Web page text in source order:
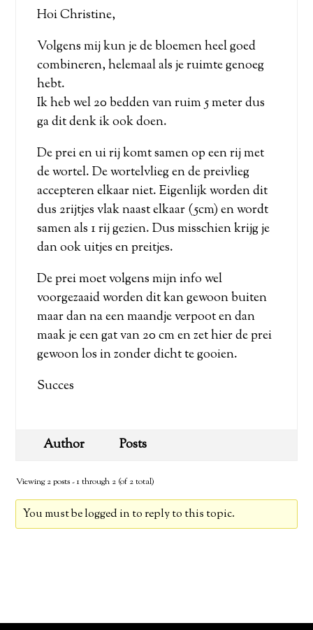
Hoi Christine,
Volgens mij kun je de bloemen heel goed
combineren, helemaal als je ruimte genoeg
hebt.
Ik heb wel 20 bedden van ruim 5 meter dus
ga dit denk ik ook doen.
De prei en ui rij komt samen op een rij met
de wortel. De wortelvlieg en de preivlieg
accepteren elkaar niet. Eigenlijk worden dit
dus 2rijtjes vlak naast elkaar (5cm) en wordt
samen als 1 rij gezien. Dus misschien krijg je
dan ook uitjes en preitjes.
De prei moet volgens mijn info wel
voorgezaaid worden dit kan gewoon buiten
maar dan na een maandje verpoot en dan
maak je een gat van 20 cm en zet hier de prei
gewoon los in zonder dicht te gooien.
Succes
Author Posts
Viewing 2 posts - 1 through 2 (of 2 total)
You must be logged in to reply to this topic.